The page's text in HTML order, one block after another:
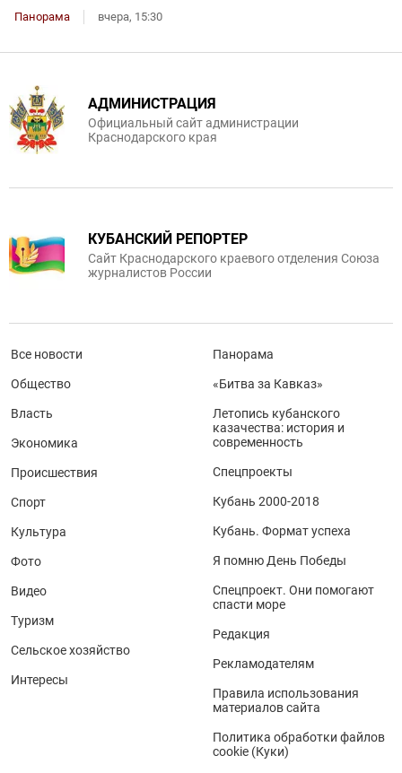
Панорама вчера, 15:30
АДМИНИСТРАЦИЯ
Официальный сайт администрации
Краснодарского края
КУБАНСКИЙ РЕПОРТЕР
Сайт Краснодарского краевого отделения Союза
журналистов России
Все новости
Общество
Власть
Экономика
Происшествия
Спорт
Культура
Фото
Видео
Туризм
Сельское хозяйство
Интересы
Панорама
«Битва за Кавказ»
Летопись кубанского
казачества: история и
современность
Спецпроекты
Кубань 2000-2018
Кубань. Формат успеха
Я помню День Победы
Спецпроект. Они помогают
спасти море
Редакция
Рекламодателям
Правила использования
материалов сайта
Политика обработки файлов
cookie (Куки)